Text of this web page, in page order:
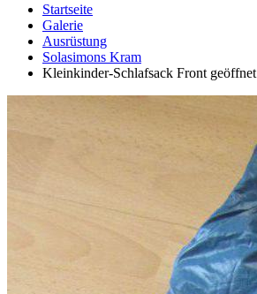
Startseite
Galerie
Ausrüstung
Solasimons Kram
Kleinkinder-Schlafsack Front geöffnet